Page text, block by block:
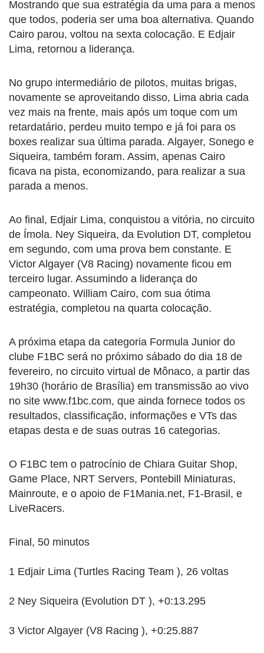
Mostrando que sua estratégia da uma para a menos
que todos, poderia ser uma boa alternativa. Quando
Cairo parou, voltou na sexta colocação. E Edjair
Lima, retornou a liderança.
No grupo intermediário de pilotos, muitas brigas,
novamente se aproveitando disso, Lima abria cada
vez mais na frente, mais após um toque com um
retardatário, perdeu muito tempo e já foi para os
boxes realizar sua última parada. Algayer, Sonego e
Siqueira, também foram. Assim, apenas Cairo
ficava na pista, economizando, para realizar a sua
parada a menos.
Ao final, Edjair Lima, conquistou a vitória, no circuito
de Ímola. Ney Siqueira, da Evolution DT, completou
em segundo, com uma prova bem constante. E
Victor Algayer (V8 Racing) novamente ficou em
terceiro lugar. Assumindo a liderança do
campeonato. William Cairo, com sua ótima
estratégia, completou na quarta colocação.
A próxima etapa da categoria Formula Junior do
clube F1BC será no próximo sábado do dia 18 de
fevereiro, no circuito virtual de Mônaco, a partir das
19h30 (horário de Brasília) em transmissão ao vivo
no site www.f1bc.com, que ainda fornece todos os
resultados, classificação, informações e VTs das
etapas desta e de suas outras 16 categorias.
O F1BC tem o patrocínio de Chiara Guitar Shop,
Game Place, NRT Servers, Pontebill Miniaturas,
Mainroute, e o apoio de F1Mania.net, F1-Brasil, e
LiveRacers.
Final, 50 minutos
1 Edjair Lima (Turtles Racing Team ), 26 voltas
2 Ney Siqueira (Evolution DT ), +0:13.295
3 Victor Algayer (V8 Racing ), +0:25.887